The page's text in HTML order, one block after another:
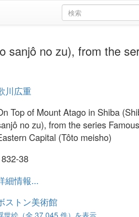
sanjô no zu), from the
川広重
Top of Mount Atago in Shiba
no zu), from the series
Capital (Tôto meisho)
38
細情報...
ストン美術館
世絵（全 37,045 件）を表示...